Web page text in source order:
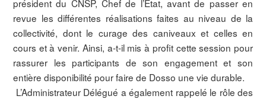
président du CNSP, Chef de l’Etat, avant de passer en
revue les différentes réalisations faites au niveau de la
collectivité, dont le curage des caniveaux et celles en
cours et à venir. Ainsi, a-t-il mis à profit cette session pour
rassurer les participants de son engagement et son
entière disponibilité pour faire de Dosso une vie durable.
L’Administrateur Délégué a également rappelé le rôle des